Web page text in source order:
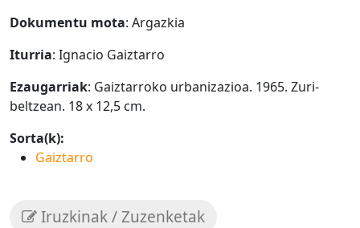
Dokumentu mota: Argazkia
Iturria: Ignacio Gaiztarro
Ezaugarriak: Gaiztarroko urbanizazioa. 1965. Zuri-
beltzean. 18 x 12,5 cm.
Sorta(k):
Gaiztarro
Iruzkinak / Zuzenketak